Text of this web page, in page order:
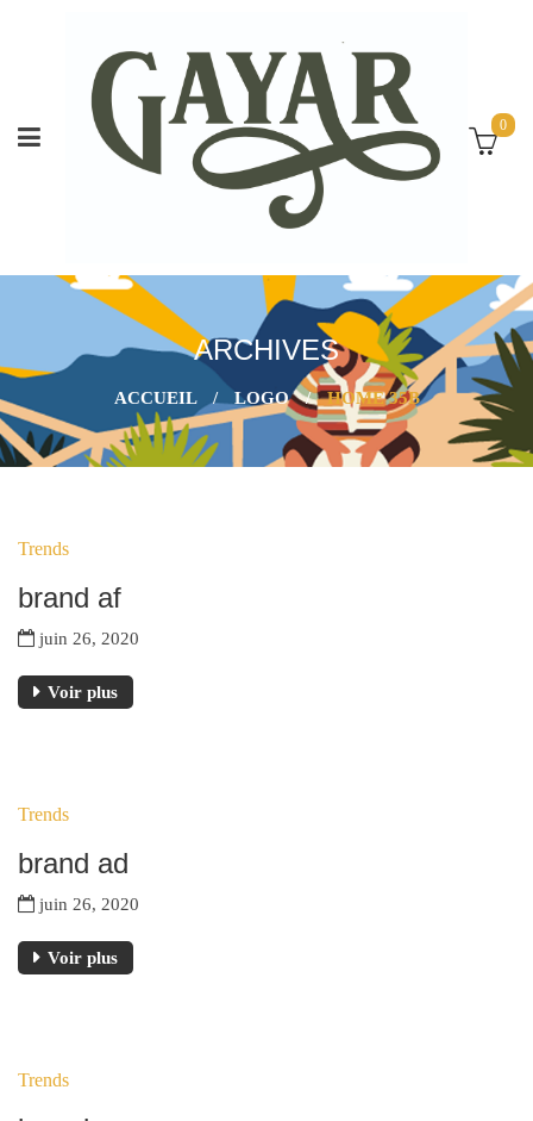
0
ARCHIVES
ACCUEIL / LOGO / HOME 35B
JUIN
Trends
brand af
juin 26, 2020
Voir plus
JUIN
Trends
brand ad
juin 26, 2020
Voir plus
JUIN
Trends